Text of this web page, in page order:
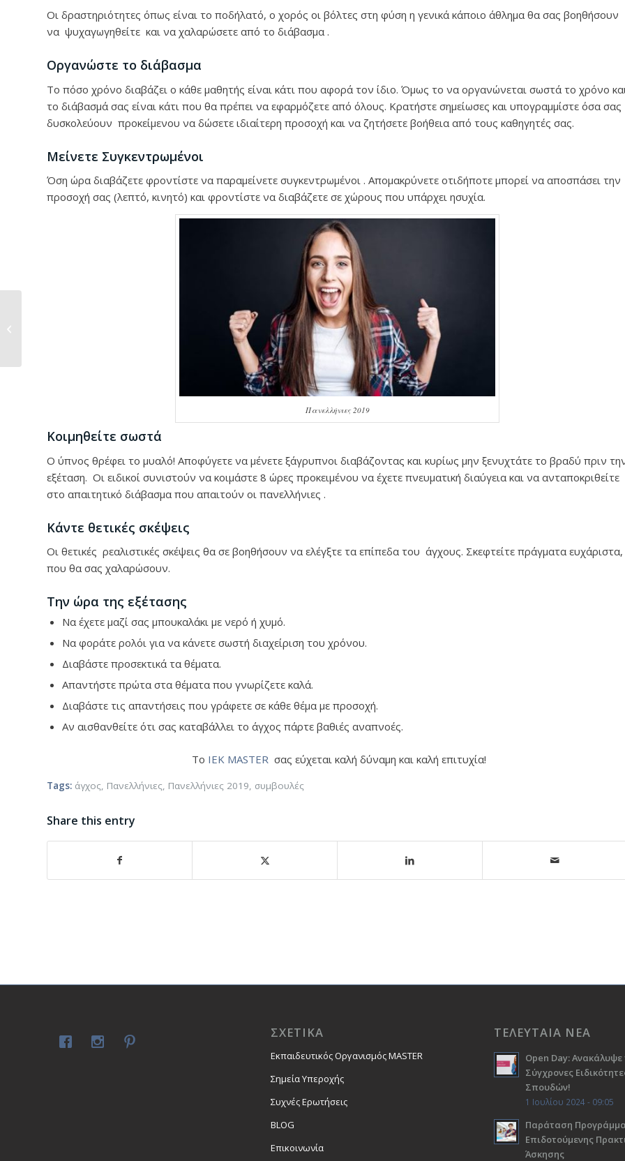
Οι δραστηριότητες όπως είναι το ποδήλατό, ο χορός οι βόλτες στη φύση η γενικά κάποιο άθλημα θα σας βοηθήσουν
να ψυχαγωγηθείτε και να χαλαρώσετε από το διάβασμα .
Οργανώστε το διάβασμα
Το πόσο χρόνο διαβάζει ο κάθε μαθητής είναι κάτι που αφορά τον ίδιο. Όμως το να οργανώνεται σωστά το χρόνο
το διάβασμά σας είναι κάτι που θα πρέπει να εφαρμόζετε από όλους. Κρατήστε σημείωσες και υπογραμμίστε όσα σας
δυσκολεύουν προκείμενου να δώσετε ιδιαίτερη προσοχή και να ζητήσετε βοήθεια από τους καθηγητές σας.
Μείνετε Συγκεντρωμένοι
Όση ώρα διαβάζετε φροντίστε να παραμείνετε συγκεντρωμένοι . Απομακρύνετε οτιδήποτε μπορεί να αποσπάσει την
προσοχή σας (λεπτό, κινητό) και φροντίστε να διαβάζετε σε χώρους που υπάρχει ησυχία.
Πανελλήνιες 2019
Κοιμηθείτε σωστά
Ο ύπνος θρέφει το μυαλό! Αποφύγετε να μένετε ξάγρυπνοι διαβάζοντας και κυρίως μην ξενυχτάτε το βραδύ πριν
εξέταση. Οι ειδικοί συνιστούν να κοιμάστε 8 ώρες προκειμένου να έχετε πνευματική διαύγεια και να ανταποκριθείτε
στο απαιτητικό διάβασμα που απαιτούν οι πανελλήνιες .
Κάντε θετικές σκέψεις
Οι θετικές ρεαλιστικές σκέψεις θα σε βοηθήσουν να ελέγξτε τα επίπεδα του άγχους. Σκεφτείτε πράγματα ευχάριστα,
που θα σας χαλαρώσουν.
Την ώρα της εξέτασης
Να έχετε μαζί σας μπουκαλάκι με νερό ή χυμό.
Να φοράτε ρολόι για να κάνετε σωστή διαχείριση του χρόνου.
Διαβάστε προσεκτικά τα θέματα.
Απαντήστε πρώτα στα θέματα που γνωρίζετε καλά.
Διαβάστε τις απαντήσεις που γράφετε σε κάθε θέμα με προσοχή.
Αν αισθανθείτε ότι σας καταβάλλει το άγχος πάρτε βαθιές αναπνοές.
Το IEK MASTERσας εύχεται καλή δύναμη και καλή επιτυχία!
Tags: άγχος, Πανελλήνιες, Πανελλήνιες 2019, συμβουλές
Share this entry
ΣΧΕΤΙΚΑ
Εκπαιδευτικός Οργανισμός MASTER
Σημεία Υπεροχής
Συχνές Ερωτήσεις
BLOG
Επικοινωνία
ΤΕΛΕΥΤΑΙΑ ΝΕΑ
Open Day: Ανακάλυψε
Σύγχρονες
Σπουδών!
1 Ιουλίου 2024 - 09:05
Παράταση
Επιδοτούμενης
Άσκησης